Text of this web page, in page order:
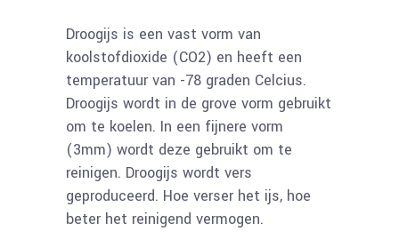
Droogijs is een vast vorm van
koolstofdioxide (CO2) en heeft een
temperatuur van -78 graden Celcius.
Droogijs wordt in de grove vorm gebruikt
om te koelen. In een fijnere vorm
(3mm) wordt deze gebruikt om te
reinigen. Droogijs wordt vers
geproduceerd. Hoe verser het ijs, hoe
beter het reinigend vermogen.